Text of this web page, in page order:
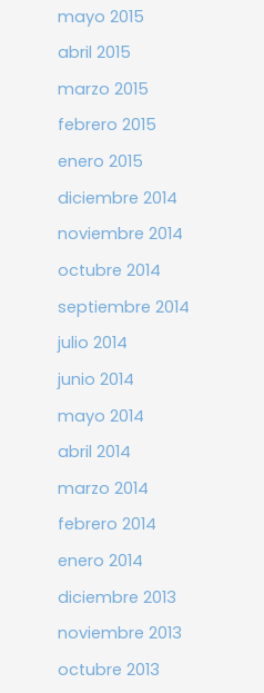
mayo 2015
abril 2015
marzo 2015
febrero 2015
enero 2015
diciembre 2014
noviembre 2014
octubre 2014
septiembre 2014
julio 2014
junio 2014
mayo 2014
abril 2014
marzo 2014
febrero 2014
enero 2014
diciembre 2013
noviembre 2013
octubre 2013